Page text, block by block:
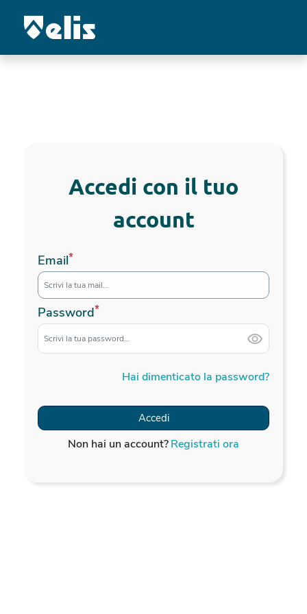
Accedi con il tuo
account
Email*
Password*
Hai dimenticato la password?
Accedi
Non hai un account?Registrati ora